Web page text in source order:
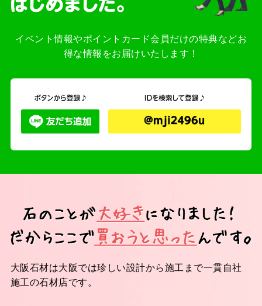
イベント情報やポイントカード会員だけの特典などお
得な情報をお届けいたします！
大阪石材は大阪では珍しい設計から施工まで一貫自社
施工の石材店です。